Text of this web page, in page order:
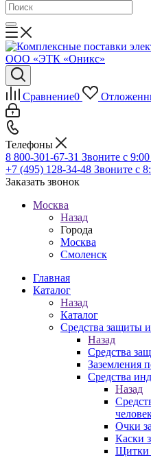
Сравнение0
Телефоны
8 800-301-67-31 Звоните с
+7 (495) 128-34-48 Звоните с
Заказать звонок
Москва
Назад
Города
Москва
Смоленск
Главная
Каталог
Назад
Каталог
Средства защиты
Назад
Средства
Заземления
Средства
Назад
Очки
Каски
Щитки